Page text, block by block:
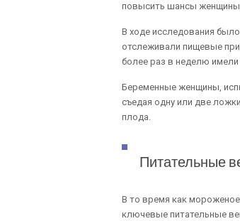
повысить шансы женщины
В ходе исследования
отслеживали пищевые
более раз в неделю имели
Беременные женщины,
съедая одну или две
плода.
Питательные
В то время как
ключевые питательные